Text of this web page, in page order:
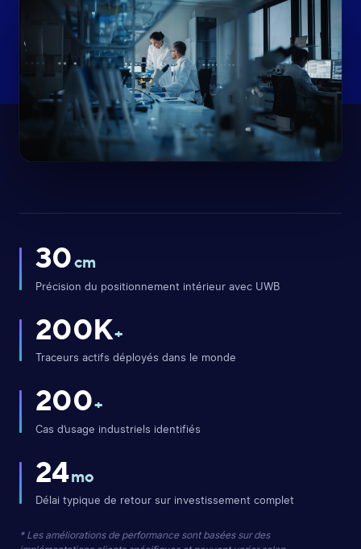
30cm
Précision du positionnement intérieur avec UWB
200K+
Traceurs actifs déployés dans le monde
200+
Cas d’usage industriels identifiés
24mo
Délai typique de retour sur investissement complet
* Les améliorations de performance sont basées sur des